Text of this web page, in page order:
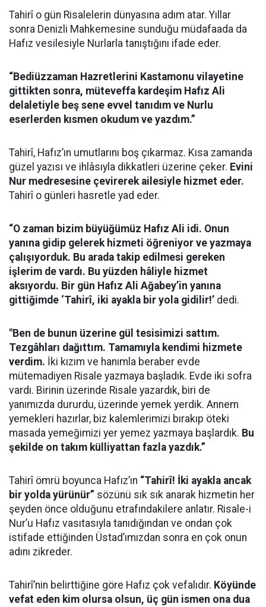
Tahirî o gün Risalelerin dünyasına adım atar. Yıllar
sonra Denizli Mahkemesine sunduğu müdafaada da
Hafız vesilesiyle Nurlarla tanıştığını ifade eder.
“Be­­di­üz­za­man Hazretlerini Kastamonu vilayetine
gittikten sonra, müteveffa kardeşim Hafız Ali
delaletiyle beş sene evvel tanıdım ve Nurlu
eserlerden kısmen okudum ve yazdım.”
Tahirî, Hafız’ın umutlarını boş çıkarmaz. Kısa zamanda
güzel yazısı ve ihlâsıyla dikkatleri üzerine çeker. Evini
Nur medresesine çevirerek ailesiyle hizmet eder.
Tahirî o günleri hasretle yad eder.
“O zaman bizim büyüğümüz Hafız Ali idi. Onun
yanına gidip gelerek hizmeti öğreniyor ve yazmaya
çalışıyorduk. Bu arada takip edilmesi gereken
işlerim de vardı. Bu yüzden hâliyle hizmet
aksıyordu. Bir gün Hafız Ali Ağabey’in yanına
gittiğimde ‘Tahirî, iki ayakla bir yola gidilir!’ dedi.
"Ben de bunun üzerine gül tesisimizi sattım.
Tezgâhları dağıttım. Tamamıyla kendimi hizmete
verdim. İki kızım ve hanımla beraber evde
mütemadiyen Risale yazmaya başladık. Evde iki sofra
vardı. Birinin üzerinde Risale yazardık, biri de
yanımızda dururdu, üzerinde yemek yerdik. Annem
yemekleri hazırlar, biz kalemlerimizi bırakıp öteki
masada yemeğimizi yer yemez yazmaya başlardık. Bu
şekilde on takım külliyattan fazla yazdık.”
Tahirî ömrü boyunca Hafız’ın “Tahirî! İki ayakla ancak
bir yolda yürünür” sözünü sık sık anarak hizmetin her
şeyden önce olduğunu etrafındakilere anlatır. Risale-i
Nur’u Hafız vasıtasıyla tanıdığından ve ondan çok
istifade ettiğinden Üstad’ı­mız­dan sonra en çok onun
adını zikreder.
Tahirî’nin belirttiğine göre Hafız çok vefalıdır. Köyünde
ve­fat eden kim olursa olsun, üç gün ismen ona dua